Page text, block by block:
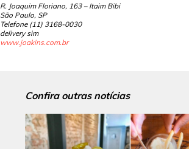
R. Joaquim Floriano, 163 – Itaim Bibi
São Paulo, SP
Telefone (11) 3168-0030
delivery sim
www.joakins.com.br
Confira outras notícias